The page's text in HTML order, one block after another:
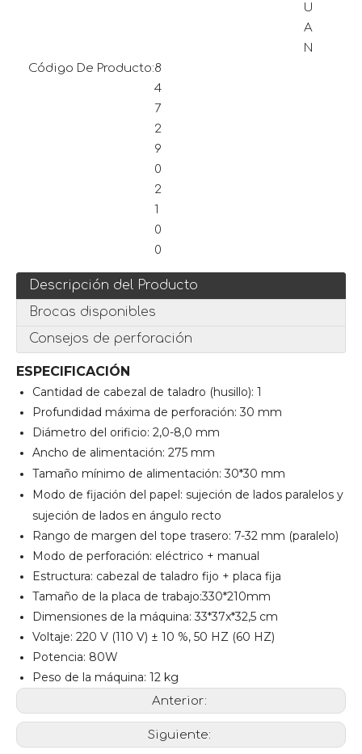
U
A
N
Código De Producto:8
4
7
2
9
0
2
1
0
0
Descripción del Producto
Brocas disponibles
Consejos de perforación
ESPECIFICACIÓN
Cantidad de cabezal de taladro (husillo): 1
Profundidad máxima de perforación: 30 mm
Diámetro del orificio: 2,0-8,0 mm
Ancho de alimentación: 275 mm
Tamaño mínimo de alimentación: 30*30 mm
Modo de fijación del papel: sujeción de lados paralelos y
sujeción de lados en ángulo recto
Rango de margen del tope trasero: 7-32 mm (paralelo)
Modo de perforación: eléctrico + manual
Estructura: cabezal de taladro fijo + placa fija
Tamaño de la placa de trabajo:330*210mm
Dimensiones de la máquina: 33*37x*32,5 cm
Voltaje: 220 V (110 V) ± 10 %, 50 HZ (60 HZ)
Potencia: 80W
Peso de la máquina: 12 kg
Anterior:
Siguiente: